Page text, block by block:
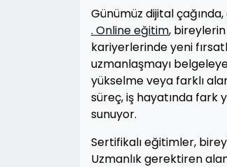
Günümüz dijital
. Online eğitim,
kariyerlerinde yeni
uzmanlaşmayı
yükselme veya farklı
süreç, iş hayatında
sunuyor.
Sertifikalı eğitimler,
Uzmanlık gerektiren